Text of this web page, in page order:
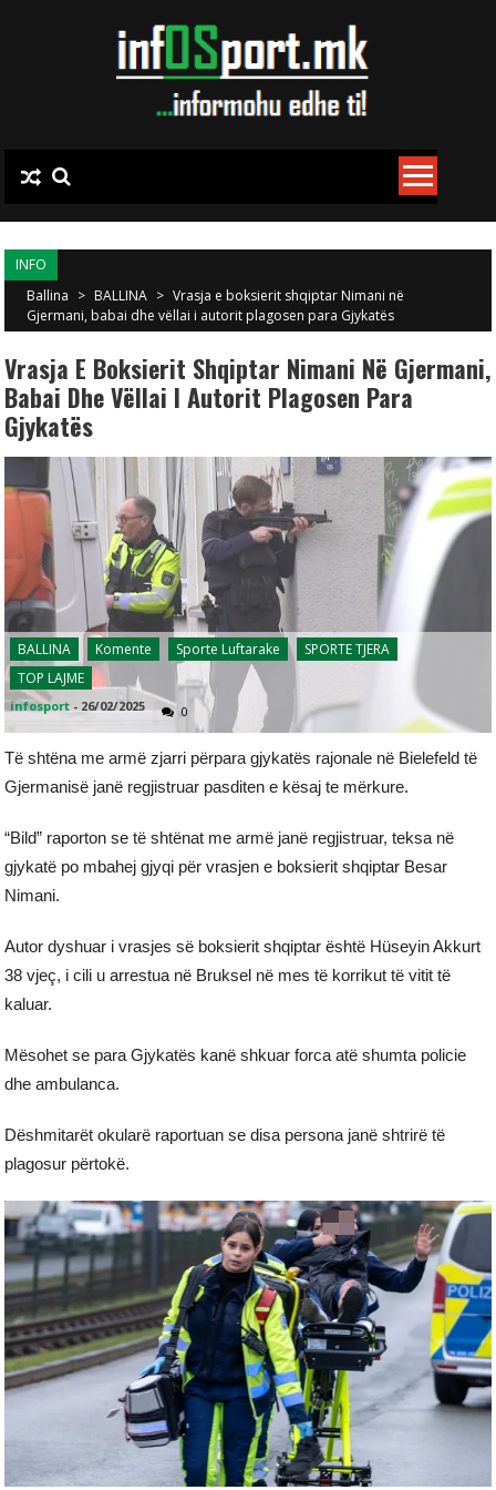
INFO
Ballina > BALLINA > Vrasja e boksierit shqiptar Nimani në
Gjermani, babai dhe vëllai i autorit plagosen para Gjykatës
Vrasja E Boksierit Shqiptar Nimani Në Gjermani,
Babai Dhe Vëllai I Autorit Plagosen Para
Gjykatës
BALLINA Komente Sporte Luftarake
SPORTE TJERA
TOP LAJME
infosport - 26/02/2025 0
Të shtëna me armë zjarri përpara gjykatës rajonale në Bielefeld të
Gjermanisë janë regjistruar pasditen e kësaj te mërkure.
“Bild” raporton se të shtënat me armë janë regjistruar, teksa në
gjykatë po mbahej gjyqi për vrasjen e boksierit shqiptar Besar
Nimani.
Autor dyshuar i vrasjes së boksierit shqiptar është Hüseyin Akkurt
38 vjeç, i cili u arrestua në Bruksel në mes të korrikut të vitit të
kaluar.
Mësohet se para Gjykatës kanë shkuar forca atë shumta policie
dhe ambulanca.
Dëshmitarët okularë raportuan se disa persona janë shtrirë të
plagosur përtokë.